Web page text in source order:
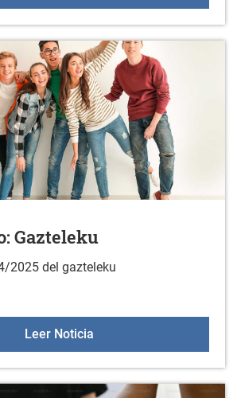
Gazteleku
2025 del gazteleku
Leer Noticia15 de marzo: Gazteleku